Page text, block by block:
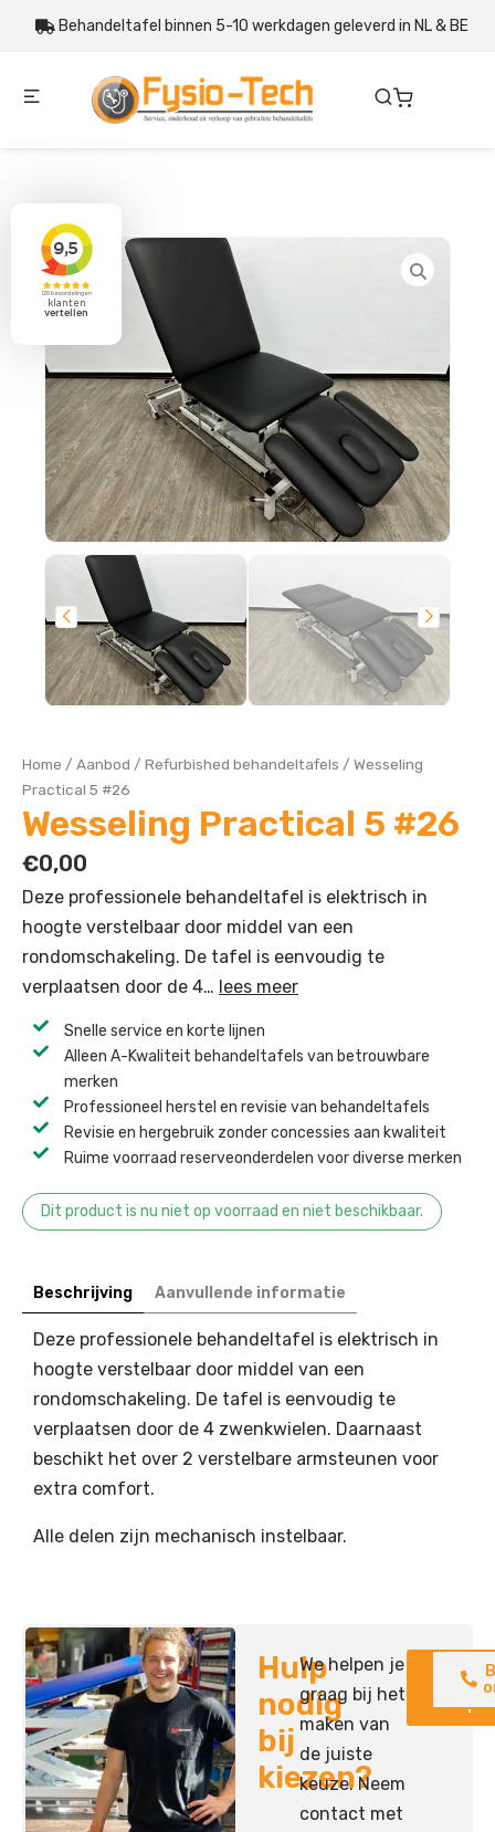
Behandeltafel binnen 5-10 werkdagen geleverd in NL & BE
Home / Aanbod / Refurbished behandeltafels / Wesseling
Practical 5 #26
Wesseling Practical 5 #26
€0,00
Deze professionele behandeltafel is elektrisch in
hoogte verstelbaar door middel van een
rondomschakeling. De tafel is eenvoudig te
verplaatsen door de 4… lees meer
Snelle service en korte lijnen
Alleen A-Kwaliteit behandeltafels van betrouwbare
merken
Professioneel herstel en revisie van behandeltafels ​
Revisie en hergebruik zonder concessies aan kwaliteit ​
Ruime voorraad reserveonderdelen voor diverse merken ​
Dit product is nu niet op voorraad en niet beschikbaar.
Beschrijving Aanvullende informatie
Deze professionele behandeltafel is elektrisch in
hoogte verstelbaar door middel van een
rondomschakeling. De tafel is eenvoudig te
verplaatsen door de 4 zwenkwielen. Daarnaast
beschikt het over 2 verstelbare armsteunen voor
extra comfort.
Alle delen zijn mechanisch instelbaar.
Hulp
nodig
bij
kiezen?
We helpen je
graag bij het
maken van
de juiste
keuze. Neem
contact met
Neem
op